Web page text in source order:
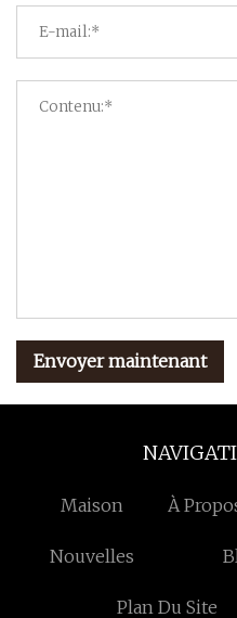
Envoyer maintenant
Maison À
Nouvelles
Plan Du Site